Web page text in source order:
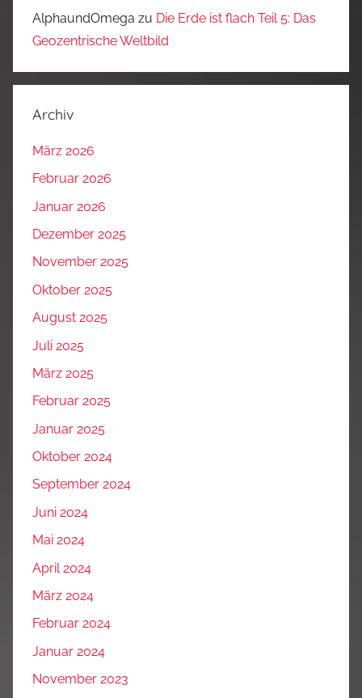
AlphaundOmega zu Die Erde ist flach Teil 5: Das
Geozentrische Weltbild
Archiv
März 2026
Februar 2026
Januar 2026
Dezember 2025
November 2025
Oktober 2025
August 2025
Juli 2025
März 2025
Februar 2025
Januar 2025
Oktober 2024
September 2024
Juni 2024
Mai 2024
April 2024
März 2024
Februar 2024
Januar 2024
November 2023